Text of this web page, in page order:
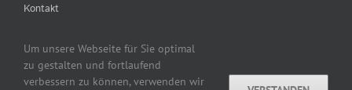
Kontakt
Um unsere Webseite für Sie optimal
zu gestalten und fortlaufend
verbessern zu können, verwenden wir